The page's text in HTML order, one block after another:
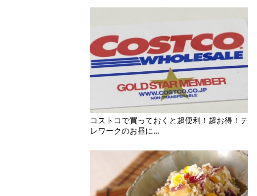
コストコで買っておくと超便利！超お得！テ
レワークのお昼に...